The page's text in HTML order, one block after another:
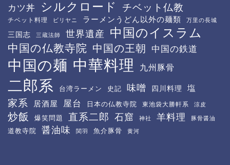
カツ丼 シルクロード チベット仏教
チベット料理 ビリヤニ ラーメンうどん以外の麺類 万里の長城
三国志 三蔵法師 世界遺産 中国のイスラム
中国の仏教寺院 中国の王朝 中国の鉄道
中国の麺 中華料理 九州豚骨
二郎系 台湾ラーメン 史記 味噌 四川料理 塩
家系 居酒屋 屋台 日本の仏教寺院 東池袋大勝軒系 涼皮
炒飯 爆笑問題 直系二郎 石窟 神社 羊料理 豚骨醤油
道教寺院 醤油味 関羽 魚介豚骨 黄河